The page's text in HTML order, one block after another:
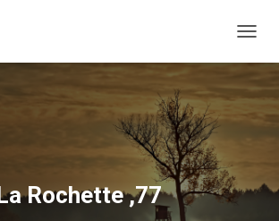
Rochette ,77